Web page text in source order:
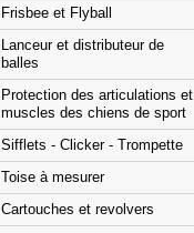
Frisbee et Flyball
Lanceur et distributeur de
balles
Protection des articulations et
muscles des chiens de sport
Sifflets - Clicker - Trompette
Toise à mesurer
Cartouches et revolvers